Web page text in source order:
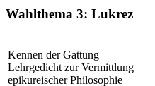
Wahlthema 3: Lukrez
Kennen der Gattung
Lehrgedicht zur Vermittlung
epikureischer Philosophie